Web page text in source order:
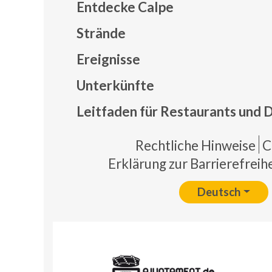
Entdecke Calpe
Strände
Ereignisse
Unterkünfte
Leitfaden für Restaurants und
Pie
Rechtliche Hinweise
Erklärung zur
Deutsch